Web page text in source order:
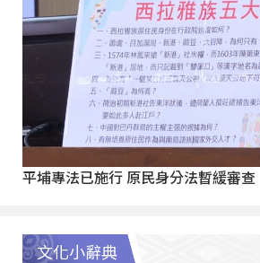
平埔專法已施行 原民身分法暫緩審查
文化小辭典